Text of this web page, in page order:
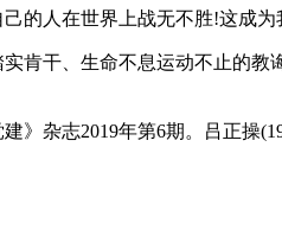
的人在世界上战无不胜!这成
肯干、生命不息运动不止的
》杂志2019年第6期。吕正操